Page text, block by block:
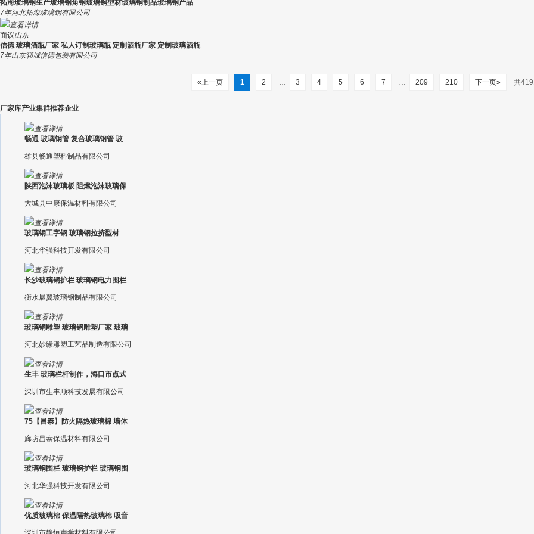
拓海玻璃钢生产玻璃钢角钢玻璃钢型材玻璃钢制品玻璃钢产品
7年河北拓海玻璃钢有限公司
查看详情
面议山东
信德 玻璃酒瓶厂家 私人订制玻璃瓶 定制酒瓶厂家 定制玻璃酒瓶
7年山东郓城信德包装有限公司
«上一页 1 2 … 3 4 5 6 7 … 209 210 下一页» 共
厂家库产业集群推荐企业
查看详情
畅通 玻璃钢管 复合玻璃钢管 玻
雄县畅通塑料制品有限公司
查看详情
陕西泡沫玻璃板 阻燃泡沫玻璃保
大城县中康保温材料有限公司
查看详情
玻璃钢工字钢 玻璃钢拉挤型材
河北华强科技开发有限公司
查看详情
长沙玻璃钢护栏 玻璃钢电力围栏
衡水展翼玻璃钢制品有限公司
查看详情
玻璃钢雕塑 玻璃钢雕塑厂家 玻璃
河北妙缘雕塑工艺品制造有限公司
查看详情
生丰 玻璃栏杆制作，海口市点式
深圳市生丰顺科技发展有限公司
查看详情
75【昌泰】防火隔热玻璃棉 墙体
廊坊昌泰保温材料有限公司
查看详情
玻璃钢围栏 玻璃钢护栏 玻璃钢围
河北华强科技开发有限公司
查看详情
优质玻璃棉 保温隔热玻璃棉 吸音